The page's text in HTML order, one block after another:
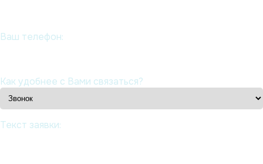
Ваш телефон:
Как удобнее с Вами связаться?
Текст заявки: